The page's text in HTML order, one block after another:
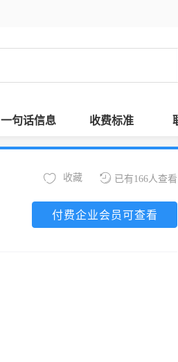
一句话信息 收费标准
已有166人查看
收藏
付费企业会员可查看